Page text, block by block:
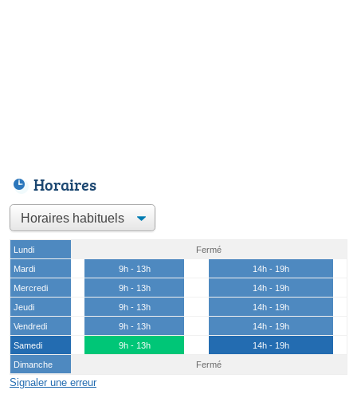
Horaires
Lundi
Fermé
Mardi
9h - 13h
14h - 19h
Mercredi
9h - 13h
14h - 19h
Jeudi
9h - 13h
14h - 19h
Vendredi
9h - 13h
14h - 19h
Samedi
9h - 13h
14h - 19h
Dimanche
Fermé
Signaler une erreur